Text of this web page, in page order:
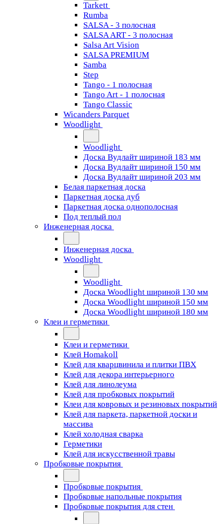
Tarkett
Rumba
SALSA - 3 полосная
SALSA ART - 3 полосная
Salsa Art Vision
SALSA PREMIUM
Samba
Step
Tango - 1 полосная
Tango Art - 1 полосная
Tango Classiс
Wicanders Parquet
Woodlight
Woodlight
Доска Вудлайт шириной 183 мм
Доска Вудлайт шириной 150 мм
Доска Вудлайт шириной 203 мм
Белая паркетная доска
Паркетная доска дуб
Паркетная доска однополосная
Под теплый пол
Инженерная доска
Инженерная доска
Woodlight
Woodlight
Доска Woodlight шириной 130 мм
Доска Woodlight шириной 150 мм
Доска Woodlight шириной 180 мм
Клеи и герметики
Клеи и герметики
Клей Homakoll
Клей для кварцвинила и плитки ПВХ
Клей для декора интерьерного
Клей для линолеума
Клей для пробковых покрытий
Клеи для ковровых и резиновых покрытий
Клей для паркета, паркетной доски и
массива
Клей холодная сварка
Герметики
Клей для искусственной травы
Пробковые покрытия
Пробковые покрытия
Пробковые напольные покрытия
Пробковые покрытия для стен